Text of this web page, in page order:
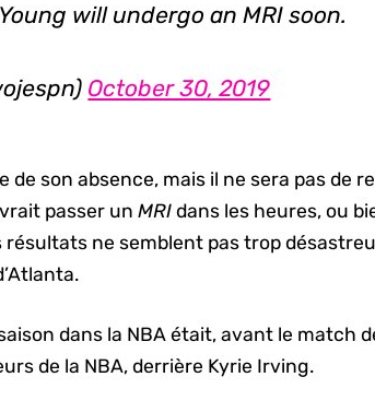
will undergo an MRI soon.
October 30, 2019
de son absence, mais il ne sera pas de
passer unMRI dans les heures, ou
ne semblent pas trop
dans la NBA était, avant le match
de la NBA, derrière Kyrie Irving.